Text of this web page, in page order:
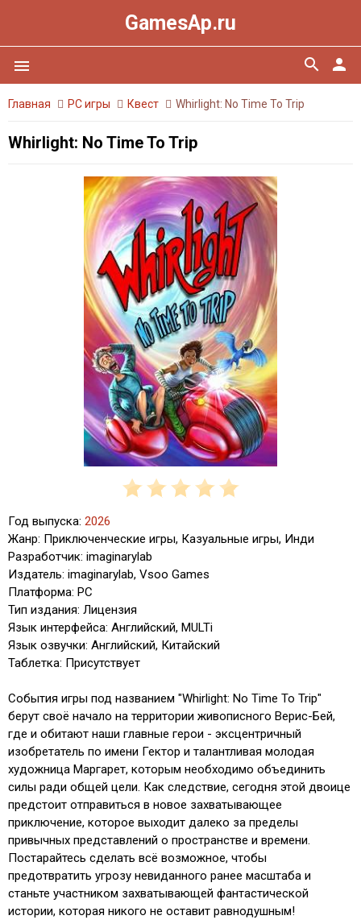
GamesAp.ru
menu person
search
Главная PC игры Квест Whirlight: No Time To Trip
Whirlight: No Time To Trip
Год выпуска: 2026
Жанр: Приключенческие игры, Казуальные игры, Инди
Разработчик: imaginarylab
Издатель: imaginarylab, Vsoo Games
Платформа: PC
Тип издания: Лицензия
Язык интерфейса: Английский, MULTi
Язык озвучки: Английский, Китайский
Таблетка: Присутствует
События игры под названием "Whirlight: No Time To Trip"
берут своё начало на территории живописного Верис-Бей,
где и обитают наши главные герои - эксцентричный
изобретатель по имени Гектор и талантливая молодая
художница Маргарет, которым необходимо объединить
силы ради общей цели. Как следствие, сегодня этой двоице
предстоит отправиться в новое захватывающее
приключение, которое выходит далеко за пределы
привычных представлений о пространстве и времени.
Постарайтесь сделать всё возможное, чтобы
предотвратить угрозу невиданного ранее масштаба и
станьте участником захватывающей фантастической
истории, которая никого не оставит равнодушным!